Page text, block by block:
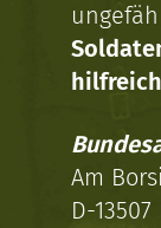
Am
D-